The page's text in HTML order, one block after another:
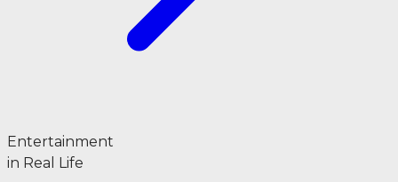
Entertainment
in Real Life